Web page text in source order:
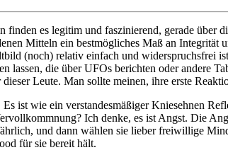
es legitim und faszinierend, gerade über
Mitteln ein bestmögliches Maß an
(noch) relativ einfach und widerspruchsfrei
lassen, die über UFOs berichten oder andere
Leute. Man sollte meinen, ihre erste
ist wie ein verstandesmäßiger Kniesehnen
Ich denke, es ist Angst. Die
und dann wählen sie lieber freiwillige
für sie bereit hält.